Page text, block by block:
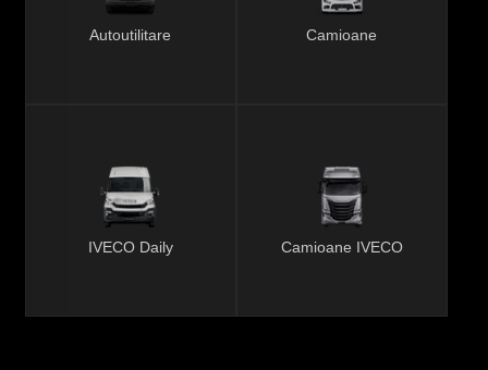
Autoutilitare Camioane
IVECO Daily Camioane IVECO